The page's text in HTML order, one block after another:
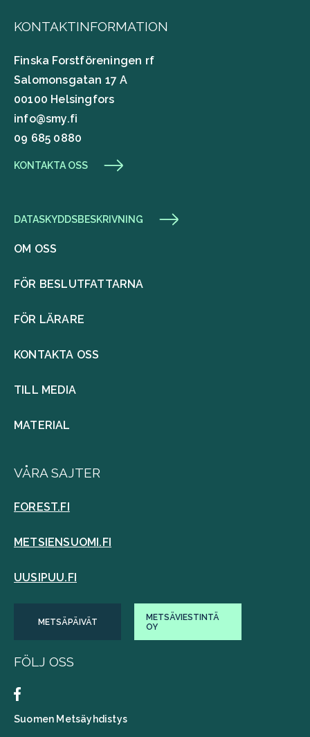
KONTAKTINFORMATION
Finska Forstföreningen rf
Salomonsgatan 17 A
00100 Helsingfors
info@smy.fi
09 685 0880
KONTAKTA OSS
DATASKYDDSBESKRIVNING
OM OSS
FÖR BESLUTFATTARNA
FÖR LÄRARE
KONTAKTA OSS
TILL MEDIA
MATERIAL
VÅRA SAJTER
FOREST.FI
METSIENSUOMI.FI
UUSIPUU.FI
METSÄPÄIVÄT
METSÄVIESTINTÄ
OY
FÖLJ OSS
Suomen Metsäyhdistys